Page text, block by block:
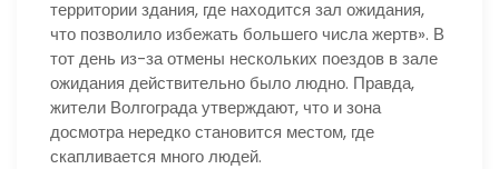
территории здания, где находится зал ожидания,
что позволило избежать большего числа жертв». В
тот день из-за отмены нескольких поездов в зале
ожидания действительно было людно. Правда,
жители Волгограда утверждают, что и зона
досмотра нередко становится местом, где
скапливается много людей.